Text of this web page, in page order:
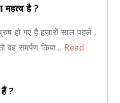
महत्व है ?
हो गए है हज़ारों साल पहले ,
वह समर्पण किया... Read
?